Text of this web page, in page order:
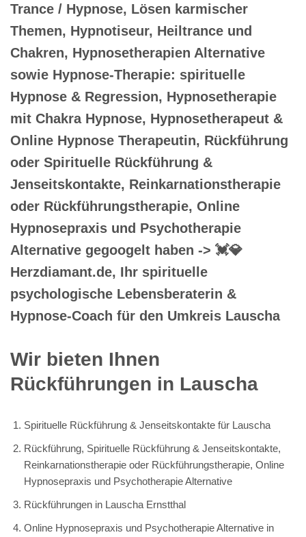
Trance / Hypnose, Lösen karmischer
Themen, Hypnotiseur, Heiltrance und
Chakren, Hypnosetherapien Alternative
sowie Hypnose-Therapie: spirituelle
Hypnose & Regression, Hypnosetherapie
mit Chakra Hypnose, Hypnosetherapeut &
Online Hypnose Therapeutin, Rückführung
oder Spirituelle Rückführung &
Jenseitskontakte, Reinkarnationstherapie
oder Rückführungstherapie, Online
Hypnosepraxis und Psychotherapie
Alternative gegoogelt haben -> 💓️💎
Herzdiamant.de, Ihr spirituelle
psychologische Lebensberaterin &
Hypnose-Coach für den Umkreis Lauscha
Wir bieten Ihnen
Rückführungen in Lauscha
Spirituelle Rückführung & Jenseitskontakte für Lauscha
Rückführung, Spirituelle Rückführung & Jenseitskontakte,
Reinkarnationstherapie oder Rückführungstherapie, Online
Hypnosepraxis und Psychotherapie Alternative
Rückführungen in Lauscha Ernstthal
Online Hypnosepraxis und Psychotherapie Alternative in